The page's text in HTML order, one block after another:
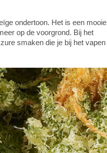
ondertoon. Het is een mooie
op de voorgrond. Bij het
smaken die je bij het vapen